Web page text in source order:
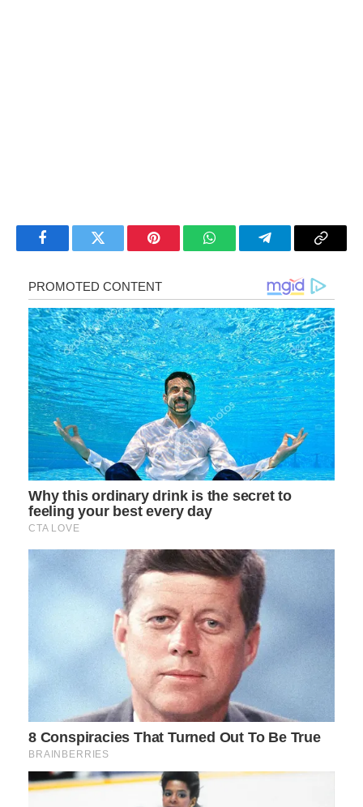
FacebookTwitter Pinterest WhatsAppTelegramCopy